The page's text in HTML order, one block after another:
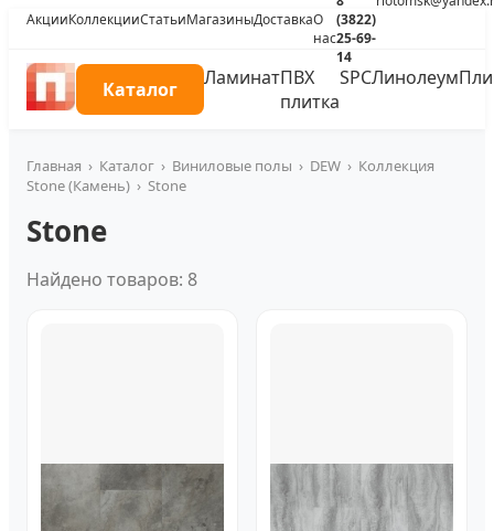
АкцииКоллекцииСтатьиМагазиныДоставкаО
нас
(3822)
25-69-
14
Каталог ЛаминатПВХ
плитка
SPCЛинолеум
Главная › Каталог › Виниловые полы › DEW › Коллекция
Stone (Камень) › Stone
Stone
Найдено товаров: 8